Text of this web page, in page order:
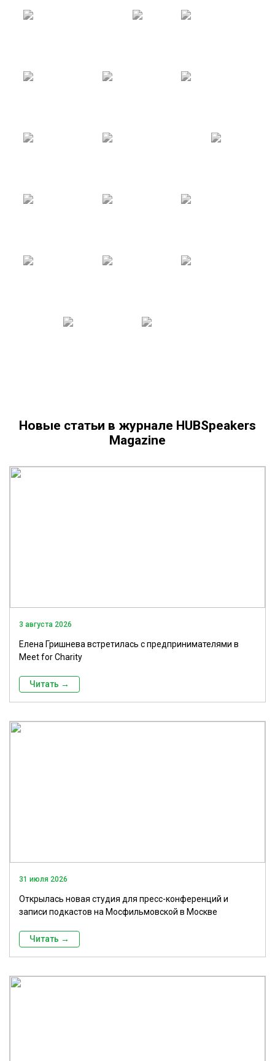
Новые статьи в журнале HUBSpeakers
Magazine
3 августа 2026
Елена Гришнева встретилась с предпринимателями в
Meet for Charity
Читать →
31 июля 2026
Открылась новая студия для пресс-конференций и
записи подкастов на Мосфильмовской в Москве
Читать →